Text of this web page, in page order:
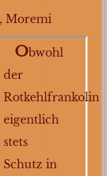
Moremi
Obwohl
der
Rotkehlfrankolin
eigentlich
stets
Schutz in